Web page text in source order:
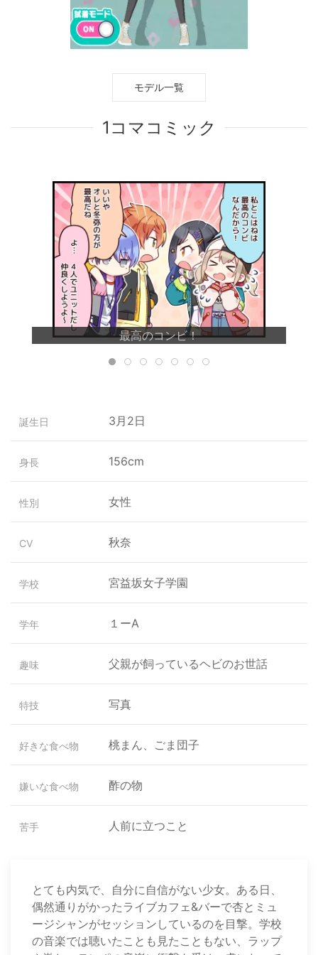
モデル一覧
1コマコミック
最高のコンビ！
誕生日 3月2日
身長 156cm
性別 女性
CV 秋奈
学校 宮益坂女子学園
学年 １ーA
趣味 父親が飼っているヘビのお世話
特技 写真
好きな食べ物 桃まん、ごま団子
嫌いな食べ物 酢の物
苦手 人前に立つこと
とても内気で、自分に自信がない少女。ある日、
偶然通りがかったライブカフェ&バーで杏とミュ
ージシャンがセッションしているのを目撃。学校
の音楽では聴いたことも見たこともない、ラップ